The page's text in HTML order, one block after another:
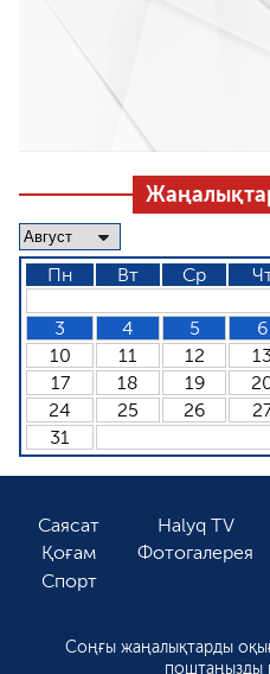
Пн Вт Ср
3
4 5 6
10
11 12 13
17
18 19
24
25 26
31
Саясат
Қоғам
Спорт
Halyq TV
Фотогалерея
Соңғы жаңалықтарды
поштаңызды